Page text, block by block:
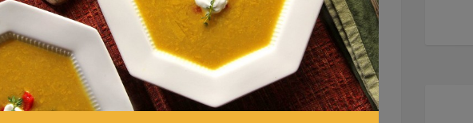
Étape 5
Placez les noix grillées dans un mixeur. Ajoutez les
épinards, quelques brins de persil, du pecorino moulu,
un bon filet d’huile d’olive, du sel et du poivre.
Étape 6